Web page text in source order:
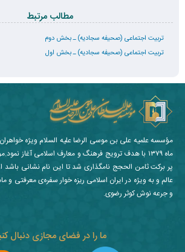
مطالب مرتبط
تربیت اجتماعی (صحیفه سجادیه) ـ بخش دوم
تربیت اجتماعی (صحیفه سجادیه) ـ بخش اول
ما را در فضای مجازی دنبال
مؤسسه علمیه علی بن موسی الرضا علیه السلام ویژه
ماه ۱۳۷۹ با هدف ترویج فرهنگ و معارف اسلامی آغاز
پر برکت ثامن الحجج نامگذاری شد تا این نام نشانی باشد
عالم و به ویژه در ایران اسلامی ریزه خوار سفره‌ی معرفتی و
و جرعه نوش کوثر رضوی.